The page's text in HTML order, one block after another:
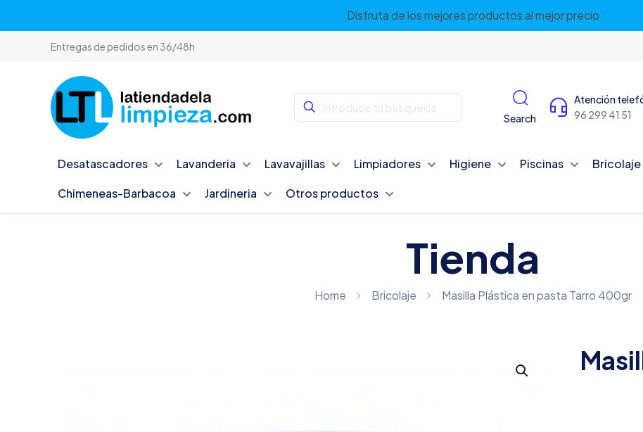
Disfruta de los mejores productos al mejor precio
Entregas de pedidos en 36/48h
Search
Atención
96 299 41 51
Desatascadores Lavanderia Lavavajillas Limpiadores Higiene Piscinas Bricolaje
Chimeneas-Barbacoa
Jardineria Otros productos
Tienda
Home Bricolaje Masilla Plástica en pasta Tarro 400gr